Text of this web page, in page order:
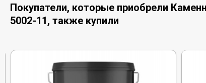
Покупатели, которые приобрели
5002-11, также купили